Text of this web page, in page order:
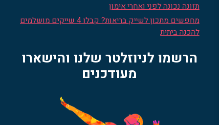
תזונה נכונה לפני ואחרי אימון
מחפשים מתכון לשייק בריאות? קבלו 4 שייקים מושלמים
להכנה ביתית
הרשמו לניוזלטר שלנו והישארו
מעודכנים